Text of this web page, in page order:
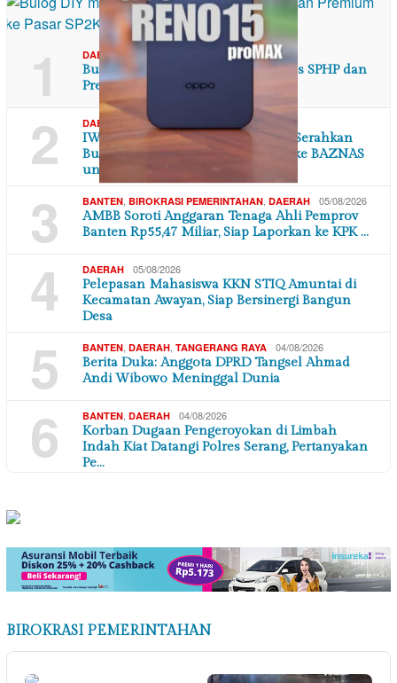
1 DAERAH DI YOGYAKARTA 06/08/2026
Bulog DIY masih gelontorkan beras SPHP dan
Premium ke Pasar SP2KP
2 DAERAH JAWA BARAT 06/08/2026
IWO Indonesia Kabupaten Bekasi Serahkan
Bukti Pengajuan Bantuan Rutisae ke BAZNAS
unt…
3 BANTEN, BIROKRASI PEMERINTAHAN, DAERAH 05/08/2026
AMBB Soroti Anggaran Tenaga Ahli Pemprov
Banten Rp55,47 Miliar, Siap Laporkan ke KPK …
4 DAERAH 05/08/2026
Pelepasan Mahasiswa KKN STIQ Amuntai di
Kecamatan Awayan, Siap Bersinergi Bangun
Desa
5 BANTEN, DAERAH, TANGERANG RAYA 04/08/2026
Berita Duka: Anggota DPRD Tangsel Ahmad
Andi Wibowo Meninggal Dunia
6 BANTEN, DAERAH 04/08/2026
Korban Dugaan Pengeroyokan di Limbah
Indah Kiat Datangi Polres Serang, Pertanyakan
Pe…
BIROKRASI PEMERINTAHAN